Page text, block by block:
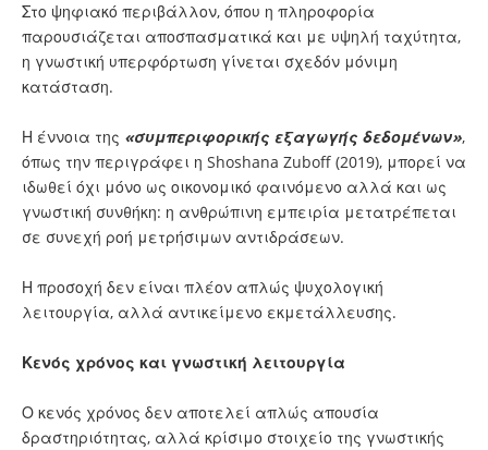
Στο ψηφιακό περιβάλλον, όπου η πληροφορία
παρουσιάζεται αποσπασματικά και με υψηλή ταχύτητα,
η γνωστική υπερφόρτωση γίνεται σχεδόν μόνιμη
κατάσταση.
Η έννοια της «συμπεριφορικής εξαγωγής δεδομένων»,
όπως την περιγράφει η Shoshana Zuboff (2019), μπορεί να
ιδωθεί όχι μόνο ως οικονομικό φαινόμενο αλλά και ως
γνωστική συνθήκη: η ανθρώπινη εμπειρία μετατρέπεται
σε συνεχή ροή μετρήσιμων αντιδράσεων.
Η προσοχή δεν είναι πλέον απλώς ψυχολογική
λειτουργία, αλλά αντικείμενο εκμετάλλευσης.
Κενός χρόνος και γνωστική λειτουργία
Ο κενός χρόνος δεν αποτελεί απλώς απουσία
δραστηριότητας, αλλά κρίσιμο στοιχείο της γνωστικής